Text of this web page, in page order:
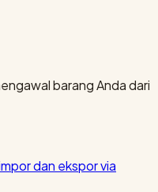
barang Anda dari
dan ekspor via